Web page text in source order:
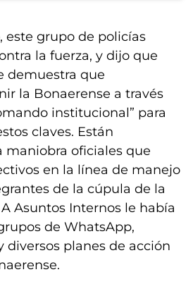
este grupo de policías
la fuerza, y dijo que
demuestra que
la Bonaerense a través
institucional” para
claves. Están
maniobra oficiales que
en la línea de manejo
de la cúpula de la
Asuntos Internos le había
de WhatsApp,
diversos planes de acción